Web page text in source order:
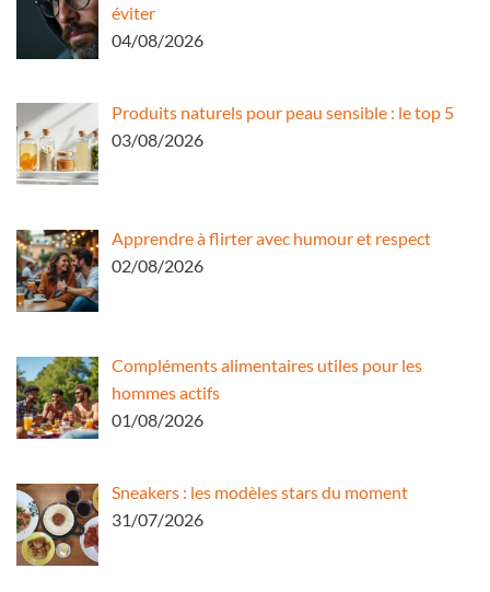
éviter
04/08/2026
Produits naturels pour peau sensible : le top 5
03/08/2026
Apprendre à flirter avec humour et respect
02/08/2026
Compléments alimentaires utiles pour les
hommes actifs
01/08/2026
Sneakers : les modèles stars du moment
31/07/2026